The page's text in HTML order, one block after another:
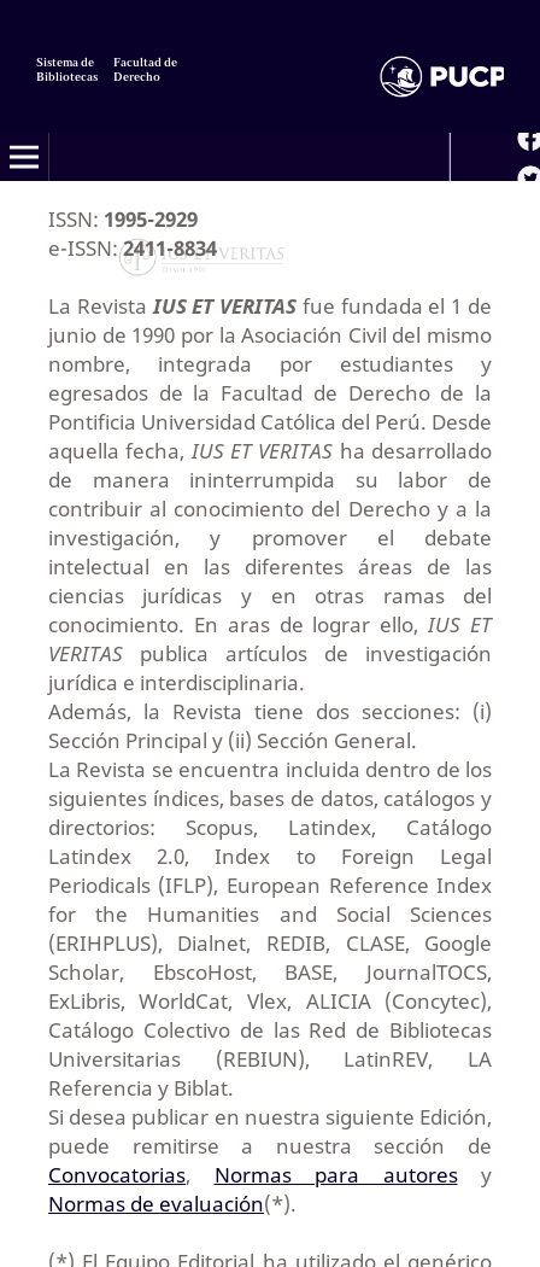
Sistema de
Bibliotecas
Facultad de
Derecho
ISSN: 1995-2929
e-ISSN:2411-8834
La RevistaIUS ET VERITAS fue fundada el 1 de
junio de 1990 por la Asociación Civil del mismo
nombre, integrada por estudiantes y
egresados de la Facultad de Derecho de la
Pontificia Universidad Católica del Perú. Desde
aquella fecha,IUS ET VERITAS ha desarrollado
de manera ininterrumpida su labor de
contribuir al conocimiento del Derecho y a la
investigación, y promover el debate
intelectual en las diferentes áreas de las
ciencias jurídicas y en otras ramas del
conocimiento. En aras de lograr ello,IUS ET
VERITASpublica artículos de investigación
jurídica e interdisciplinaria.
Además, la Revista tiene dos secciones: (i)
Sección Principal y (ii) Sección General.
La Revista se encuentra incluida dentro de los
siguientes índices, bases de datos, catálogos y
directorios: Scopus, Latindex, Catálogo
Latindex 2.0, Index to Foreign Legal
Periodicals (IFLP), European Reference Index
for the Humanities and Social Sciences
(ERIHPLUS), Dialnet, REDIB, CLASE, Google
Scholar, EbscoHost, BASE, JournalTOCS,
ExLibris, WorldCat, Vlex, ALICIA (Concytec),
Catálogo Colectivo de las Red de Bibliotecas
Universitarias (REBIUN), LatinREV, LA
Referencia y Biblat.
Si desea publicar en nuestra siguiente Edición,
puede remitirse a nuestra sección de
Convocatorias, Normas para autoresy
Normas de evaluación(*).